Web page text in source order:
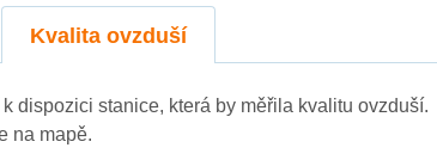
Kvalita ovzduší
dispozici stanice, která by měřila kvalitu ovzduší.
na mapě.
4